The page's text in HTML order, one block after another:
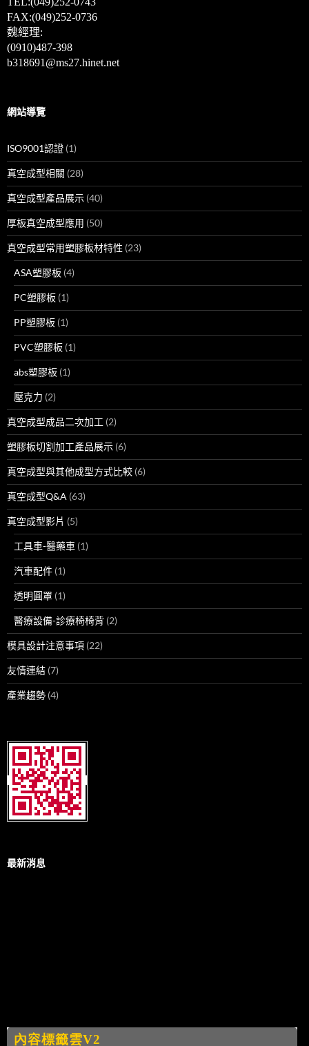
FAX:(049)252-0736
魏經理:
(0910)487-398
b318691@ms27.hinet.net
網站導覽
ISO9001認證 (1)
真空成型相關 (28)
真空成型產品展示 (40)
厚板真空成型應用 (50)
真空成型常用塑膠板材特性 (23)
ASA塑膠板 (4)
PC塑膠板 (1)
PP塑膠板 (1)
PVC塑膠板 (1)
abs塑膠板 (1)
壓克力 (2)
真空成型成品二次加工 (2)
塑膠板切割加工產品展示 (6)
真空成型與其他成型方式比較 (6)
真空成型Q&A (63)
真空成型影片 (5)
工具車-醫藥車 (1)
汽車配件 (1)
透明圓罩 (1)
醫療設備-診療椅椅背 (2)
模具設計注意事項 (22)
友情連結 (7)
產業趨勢 (4)
最新消息